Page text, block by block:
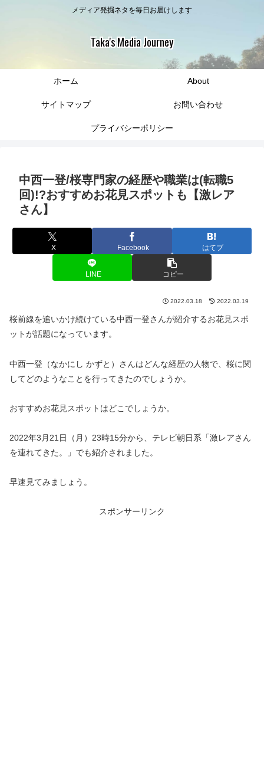
メディア発掘ネタを毎日お届けします
Taka's Media Journey
ホーム About
サイトマップ お問い合わせ
プライバシーポリシー
中西一登/桜専門家の経歴や職業は(転職5
回)!?おすすめお花見スポットも【激レア
さん】
X Facebook はてブ
LINE コピー
2022.03.18 2022.03.19
桜前線を追いかけ続けている中西一登さんが紹介するお花見スポ
ットが話題になっています。
中西一登（なかにし かずと）さんはどんな経歴の人物で、桜に関
してどのようなことを行ってきたのでしょうか。
おすすめお花見スポットはどこでしょうか。
2022年3月21日（月）23時15分から、テレビ朝日系「激レアさん
を連れてきた。」でも紹介されました。
早速見てみましょう。
スポンサーリンク